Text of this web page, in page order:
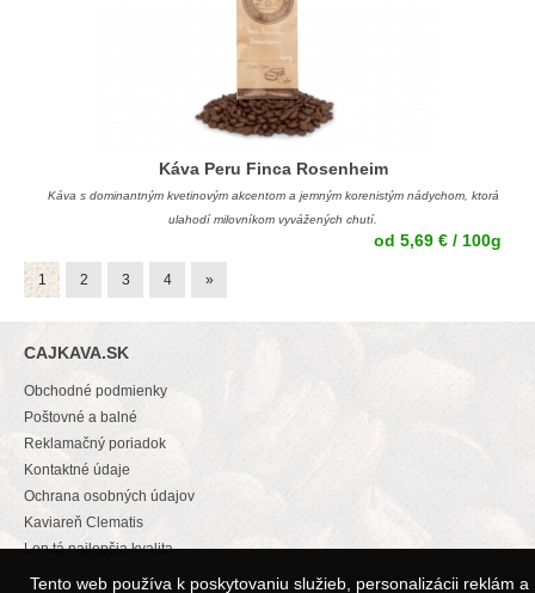
Tento web používa k poskytovaniu služieb, personalizácii reklám a
Káva Peru Finca Rosenheim
Káva s dominantným kvetinovým akcentom a jemným korenistým nádychom, ktorá
ulahodí milovníkom vyvážených chutí.
od 5,69 € / 100g
1 2 3 4 »
CAJKAVA.SK
Obchodné podmienky
Poštovné a balné
Reklamačný poriadok
Kontaktné údaje
Ochrana osobných údajov
Kaviareň Clematis
Len tá najlepšia kvalita